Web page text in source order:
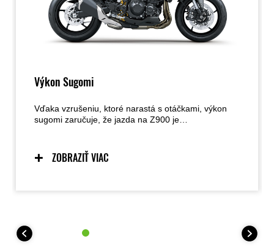
Výkon Sugomi
Vďaka vzrušeniu, ktoré narastá s otáčkami, výkon
sugomi zaručuje, že jazda na Z900 je
vyvážená ľahkou a agilnou ovládateľnosťou. Táto
kombinácia je jednoducho úžasná, vzrušujúca, ale
ZOBRAZIŤ VIAC